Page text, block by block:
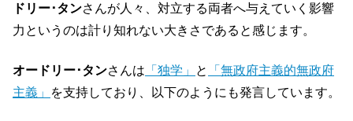
ドリー･タンさんが人々、対立する両者へ与えていく影響
力というのは計り知れない大きさであると感じます。
オードリー･タンさんは 「独学」 と
「無政府主義的無政府
主義」
を支持しており、以下のようにも発言しています。